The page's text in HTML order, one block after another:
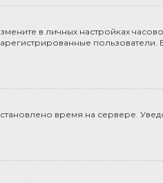
в личных настройках
пользователи.
время на сервере.